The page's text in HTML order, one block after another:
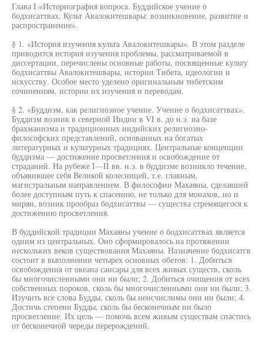
Глава I «Историография вопроса. Буддийское учение о
бодхисаттвах. Культ Авалокитешвары: возникновение, развитие и
распространение».
§ 1. «История изучения культа Авалокитешвары». В этом разделе
приводится история изучения проблемы, рассматриваемой в
диссертации, перечислены основные работы, посвященные культу
бодхисаттвы Авалокитешвары, истории Тибета, идеологии и
искусству. Особое место уделено оригинальным тибетским
сочинениям, истории их изучения и переводам.
§ 2. «Буддизм, как религиозное учение. Учение о бодхисаттвах».
Буддизм возник в северной Индии в VI в. до н.э. на базе
брахманизма и традиционных индийских религиозно-
философских представлений, основанных на богатых
литературных и культурных традициях. Центральные концепции
буддизма — достижение просветления и освобождение от
страданий. На рубеже I—II вв. н.э. в буддизме возникло течение,
объявившее себя Великой колесницей, т.е. главным,
магистральным направлением. В философии Махаяны, сделавшей
более доступным путь к спасению, не только для монахов, но и
мирян, возник прообраз бодхисаттвы — существа стремящегося к
достижению просветления.
В буддийской традиции Махаяны учение о бодхисаттвах является
одним из центральных. Оно сформировалось на протяжении
нескольких веков существования Махаяны. Назначение бодхисатгв
состоит в выполнении четырех основных обетов: 1. Добиться
освобождения от океана сансары для всех живых существ, сколь
бы многочисленными они ни были; 2. Добиться очищения от всех
собственных пороков, сколь бы многочисленными они ни были; 3.
Изучить все слова Будды, сколь бы неисчислимы они ни были; 4.
Достичь степени Будды, сколь бы бесконечным ни было
просветление. Их цель — помочь всем живым существам спастись
от бесконечной череды перерождений.